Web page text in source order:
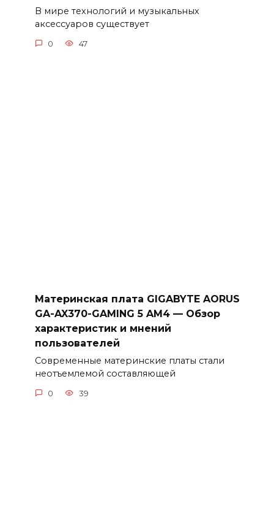
В мире технологий и музыкальных
аксессуаров существует
0 47
Материнская плата GIGABYTE AORUS
GA-AX370-GAMING 5 AM4 — Обзор
характеристик и мнений
пользователей
Современные материнские платы стали
неотъемлемой составляющей
0 39